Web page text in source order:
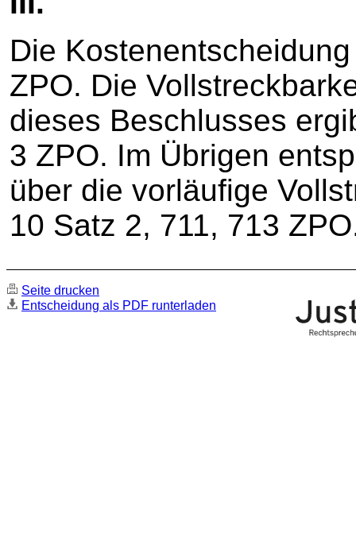
Die
ZPO. Die
dieses Beschlusses
3 ZPO. Im Übrigen
über die vorläufige
10 Satz 2, 711, 713
Seite drucken
Entscheidung als PDF runterladen